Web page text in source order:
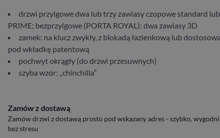
drzwi przylgowe dwa lub trzy zawiasy czopowe standard lub
PRIME; bezprzylgowe (PORTA ROYAL): dwa zawiasy 3D
zamek: na klucz zwykły, z blokadą łazienkową lub
pod wkładkę patentową
pochwyt okrągły (do drzwi przesuwnych)
szyba wzór: „chinchilla”
Zamów z dostawą
Zamów drzwi z dostawą prosto pod wskazany adres - szybko,
bez stresu